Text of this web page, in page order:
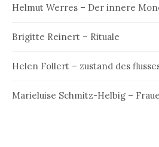
Helmut Werres – Der innere
Brigitte Reinert – Rituale
Helen Follert – zustand des
Marieluise Schmitz-Helbig –